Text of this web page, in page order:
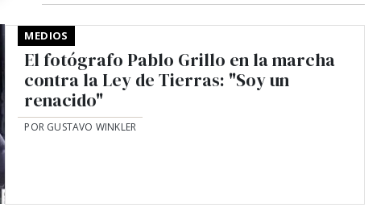
MEDIOS
El fotógrafo Pablo Grillo en la marcha
contra la Ley de Tierras: "Soy un
renacido"
POR GUSTAVO WINKLER